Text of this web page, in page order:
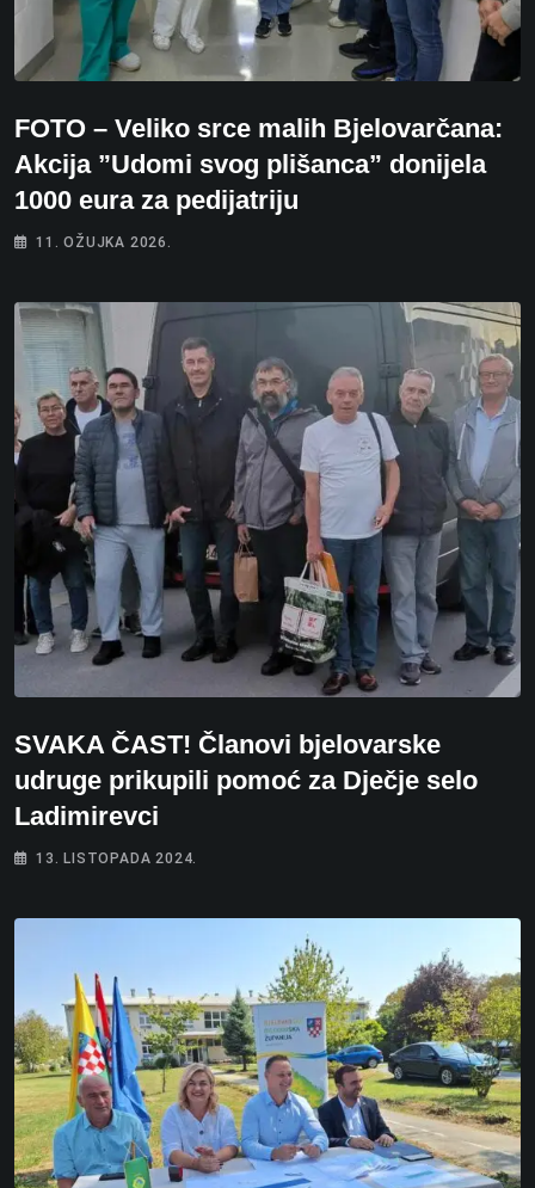
FOTO – Veliko srce malih Bjelovarčana:
Akcija ”Udomi svog plišanca” donijela
1000 eura za pedijatriju
11. OŽUJKA 2026.
SVAKA ČAST! Članovi bjelovarske
udruge prikupili pomoć za Dječje selo
Ladimirevci
13. LISTOPADA 2024.